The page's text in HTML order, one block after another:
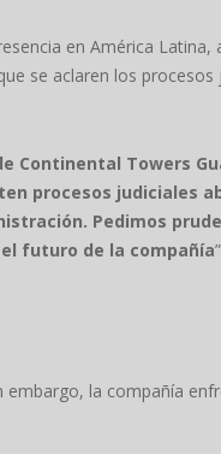
en América Latina,
se aclaren los procesos
Continental Towers
procesos judiciales
Pedimos
futuro de la compañía
embargo, la compañía